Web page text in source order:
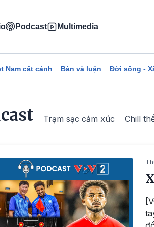
Podcast Multimedia
Nam cất cánh Bàn và luận Đời sống -
Trạm sạc cảm xúc Chill